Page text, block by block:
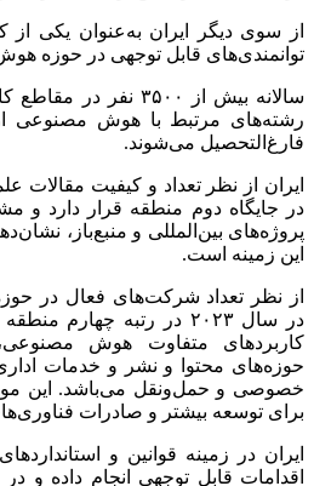
از سوی دیگر ایران به‌عنوان یکی
توانمندی‌های قابل توجهی در حوزه
سالانه بیش از ۳۵۰۰
رشته‌های مرتبط با هوش مصنوعی
فارغ‌التحصیل می‌شوند.
ایران از نظر تعداد و کیفیت
در جایگاه دوم منطقه قرار دارد و
پروژه‌های بین‌المللی و منبع‌باز،
این زمینه است.
از نظر تعداد شرکت‌های فعال در
در سال ۲۰۲۳ در رتبه
کاربردهای متفاوت هوش
حوزه‌های محتوا و نشر و خدمات
خصوصی و حمل‌ونقل می‌باشد. این
برای توسعه بیشتر و صادرات
ایران در زمینه قوانین و